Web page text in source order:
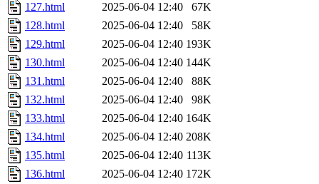
127.html
2025-06-04 12:40
67K
128.html
2025-06-04 12:40
58K
129.html
2025-06-04 12:40 193K
130.html
2025-06-04 12:40 144K
131.html
2025-06-04 12:40
88K
132.html
2025-06-04 12:40
98K
133.html
2025-06-04 12:40 164K
134.html
2025-06-04 12:40 208K
135.html
2025-06-04 12:40 113K
136.html
2025-06-04 12:40 172K